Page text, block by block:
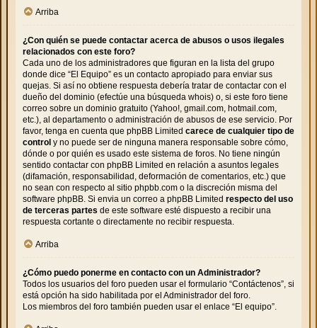
Arriba
¿Con quién se puede contactar acerca de abusos o usos ilegales
relacionados con este foro?
Cada uno de los administradores que figuran en la lista del grupo
donde dice “El Equipo” es un contacto apropiado para enviar sus
quejas. Si así no obtiene respuesta debería tratar de contactar con el
dueño del dominio (efectúe una búsqueda whois) o, si este foro tiene
correo sobre un dominio gratuito (Yahoo!, gmail.com, hotmail.com,
etc.), al departamento o administración de abusos de ese servicio. Por
favor, tenga en cuenta que phpBB Limited carece de cualquier tipo de
control y no puede ser de ninguna manera responsable sobre cómo,
dónde o por quién es usado este sistema de foros. No tiene ningún
sentido contactar con phpBB Limited en relación a asuntos legales
(difamación, responsabilidad, deformación de comentarios, etc.) que
no sean con respecto al sitio phpbb.com o la discreción misma del
software phpBB. Si envia un correo a phpBB Limited respecto del uso
de terceras partes de este software esté dispuesto a recibir una
respuesta cortante o directamente no recibir respuesta.
Arriba
¿Cómo puedo ponerme en contacto con un Administrador?
Todos los usuarios del foro pueden usar el formulario “Contáctenos”, si
está opción ha sido habilitada por el Administrador del foro.
Los miembros del foro también pueden usar el enlace “El equipo”.